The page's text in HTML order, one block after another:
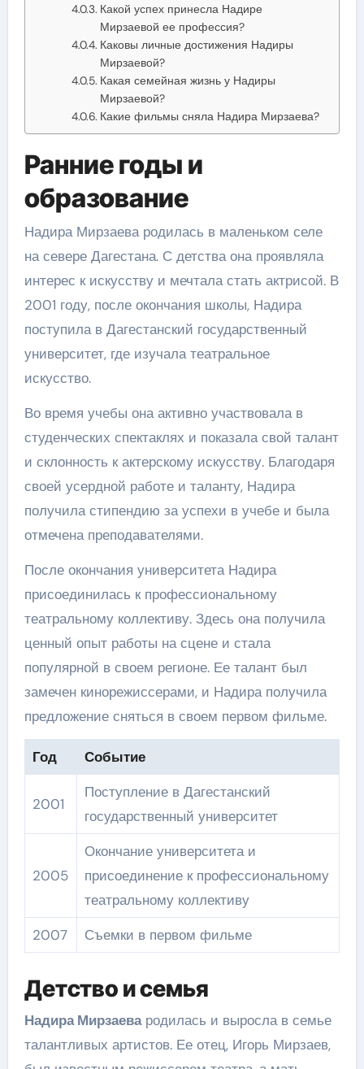
Какой успех принесла Надире
Мирзаевой ее профессия?
Каковы личные достижения Надиры
Мирзаевой?
Какая семейная жизнь у Надиры
Мирзаевой?
Какие фильмы сняла Надира Мирзаева?
Ранние годы и
образование
Надира Мирзаева родилась в маленьком селе
на севере Дагестана. С детства она проявляла
интерес к искусству и мечтала стать актрисой. В
2001 году, после окончания школы, Надира
поступила в Дагестанский государственный
университет, где изучала театральное
искусство.
Во время учебы она активно участвовала в
студенческих спектаклях и показала свой талант
и склонность к актерскому искусству. Благодаря
своей усердной работе и таланту, Надира
получила стипендию за успехи в учебе и была
отмечена преподавателями.
После окончания университета Надира
присоединилась к профессиональному
театральному коллективу. Здесь она получила
ценный опыт работы на сцене и стала
популярной в своем регионе. Ее талант был
замечен кинорежиссерами, и Надира получила
предложение сняться в своем первом фильме.
Год Событие
2001
Поступление в Дагестанский
государственный университет
2005
Окончание университета и
присоединение к профессиональному
театральному коллективу
2007
Съемки в первом фильме
Детство и семья
Надира Мирзаевародилась и выросла в семье
талантливых артистов. Ее отец, Игорь Мирзаев,